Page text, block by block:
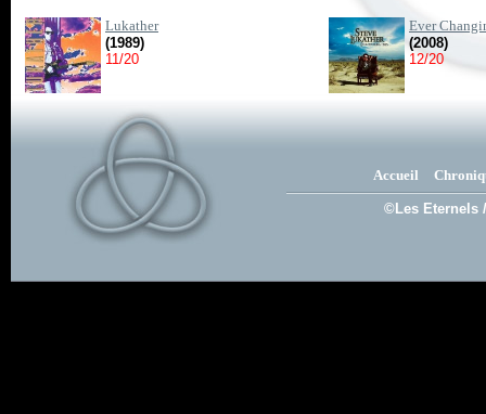
Lukather
(1989)
11/20
Ever
(2008)
12/20
Accueil
©Les Eternels